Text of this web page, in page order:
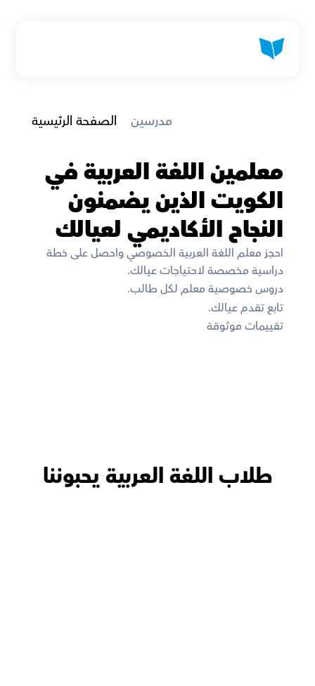
الصفحة الرئيسية مدرسين
معلمين اللغة العربية في
الكويت الذين يضمنون
النجاح الأكاديمي لعيالك
احجز معلم اللغة العربية الخصوصي واحصل على خطة
دراسية مخصصة لاحتياجات عيالك.
دروس خصوصية معلم لكل طالب.
تابع تقدم عيالك.
تقييمات موثوقة
طلاب اللغة العربية يحبوننا